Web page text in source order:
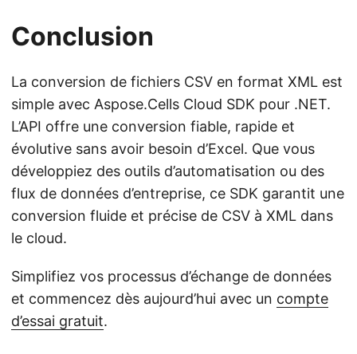
Conclusion
La conversion de fichiers CSV en format XML est
simple avec Aspose.Cells Cloud SDK pour .NET.
L’API offre une conversion fiable, rapide et
évolutive sans avoir besoin d’Excel. Que vous
développiez des outils d’automatisation ou des
flux de données d’entreprise, ce SDK garantit une
conversion fluide et précise de CSV à XML dans
le cloud.
Simplifiez vos processus d’échange de données
et commencez dès aujourd’hui avec un compte
d’essai gratuit.